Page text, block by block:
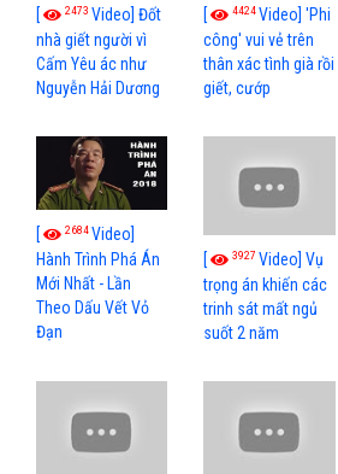
[ 2473 Video] Đốt
nhà giết người vì
Cấm Yêu ác như
Nguyễn Hải Dương
[ 4424Video] 'Phi
công' vui vẻ trên
thân xác tình già rồi
giết, cướp
[ 2684Video]
Hành Trình Phá Án
Mới Nhất - Lần
Theo Dấu Vết Vỏ
Đạn
[ 3927Video] Vụ
trọng án khiến các
trinh sát mất ngủ
suốt 2 năm